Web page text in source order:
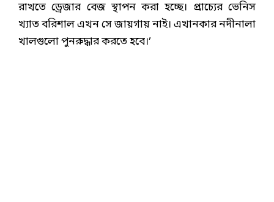
রাখতে ড্রেজার বেজ স্থাপন করা হচ্ছে। প্রাচ‍্যের ভেনিস
খ‍্যাত বরিশাল এখন সে জায়গায় নাই। এখানকার নদীনালা
খালগুলো পুনরুদ্ধার করতে হবে।’